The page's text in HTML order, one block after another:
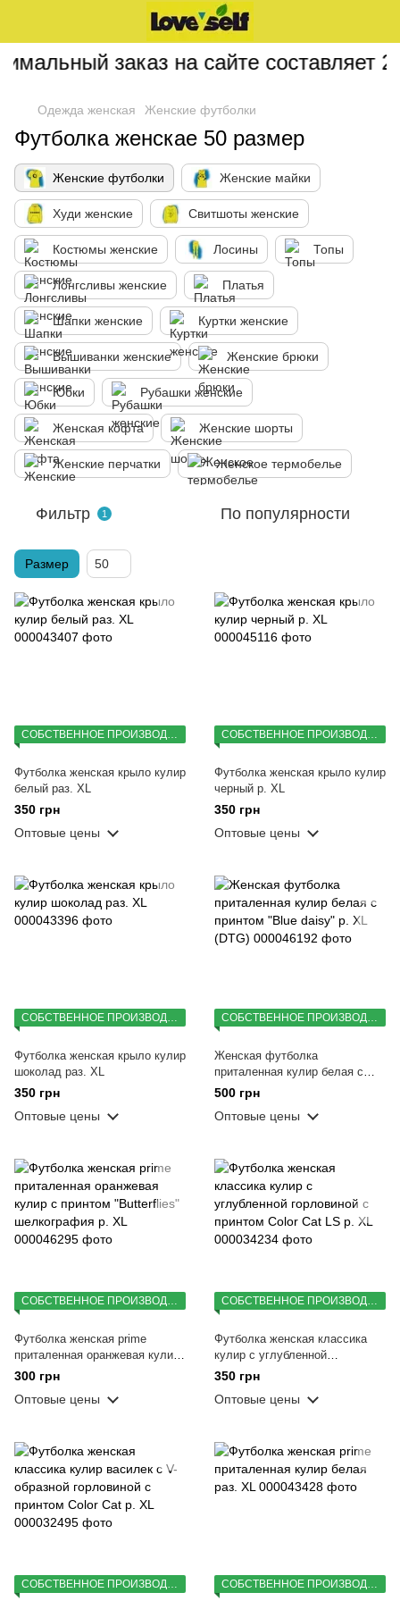
заказ на сайте составляет
Одежда женская Женские футболки
Футболка женскае 50 размер
Женские футболки Женские майки
Худи женские Свитшоты женские
Костюмы женские Лосины Топы
Лонгсливы женские Платья
Шапки женские Куртки женские
Вышиванки женские Женские брюки
Юбки Рубашки женские
Женская кофта Женские шорты
Женские перчатки Женское термобелье
Фильтр 1 По популярности
Размер 50
СОБСТВЕННОЕ ПРОИЗВОДСТВО
Футболка женская крыло кулир
белый раз. XL
350 грн
Оптовые цены
СОБСТВЕННОЕ ПРОИЗВОДСТВО
Футболка женская крыло кулир
черный р. XL
350 грн
Оптовые цены
СОБСТВЕННОЕ ПРОИЗВОДСТВО
Футболка женская крыло кулир
шоколад раз. XL
350 грн
Оптовые цены
СОБСТВЕННОЕ ПРОИЗВОДСТВО
Женская футболка
приталенная кулир белая с
принтом "Blue daisy" р. XL
500 грн
Оптовые цены
СОБСТВЕННОЕ ПРОИЗВОДСТВО
Футболка женская prime
приталенная оранжевая кулир
с принтом "Butterflies"
шелкография р. XL
300 грн
Оптовые цены
СОБСТВЕННОЕ ПРОИЗВОДСТВО
Футболка женская классика
кулир с углубленной
горловиной с принтом Color Cat
LS р. XL
350 грн
Оптовые цены
СОБСТВЕННОЕ ПРОИЗВОДСТВО СОБСТВЕННОЕ ПРОИЗВОДСТВО